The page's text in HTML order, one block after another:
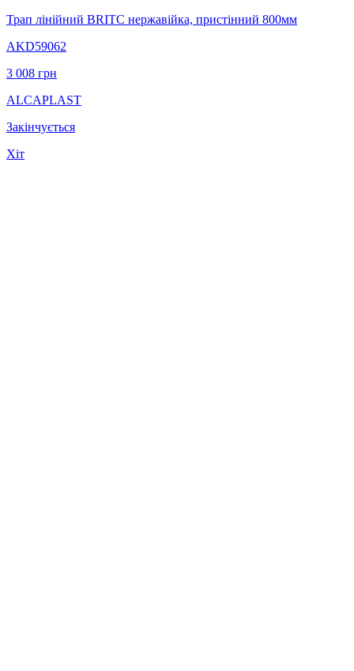
Трап лінійний BRITC нержавійка, пристінний 800мм
AKD59062
3 008 грн
ALCAPLAST
Закінчується
Хіт